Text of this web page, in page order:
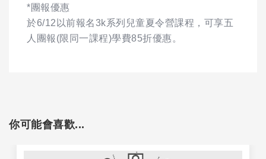
*團報優惠
於6/12以前報名3k系列兒童夏令營課程，可享五
人團報(限同一課程)學費85折優惠。
你可能會喜歡...